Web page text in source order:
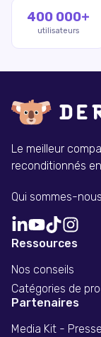
400 000+
utilisateurs
Le meilleur
reconditionnés
Qui sommes-
Ressources
Nos conseils
Catégories de
Partenaires
Media Kit - Presse